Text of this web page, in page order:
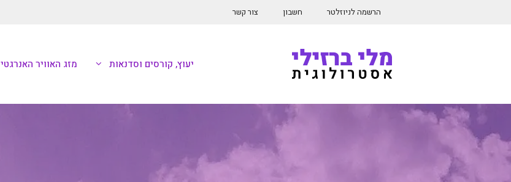
הרשמה לניוזלטר חשבון צור קשר
יעוץ, קורסים וסדנאות מזג האוויר האנרגטי